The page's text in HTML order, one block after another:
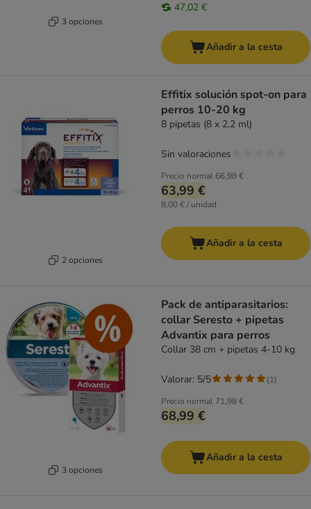
3 opciones
47,02 €
Añadir a la cesta
2 opciones
Effitix solución spot-on para
perros 10-20 kg
8 pipetas (8 x 2,2 ml)
Precio normal 66,98 €
63,99 €
8,00 € / unidad
Sin valoraciones
Añadir a la cesta
3 opciones
Pack de antiparasitarios:
collar Seresto + pipetas
Advantix para perros
Collar 38 cm + pipetas 4-10 kg
Precio normal 71,98 €
68,99 €
Valorar: 5/5 (1)
Añadir a la cesta